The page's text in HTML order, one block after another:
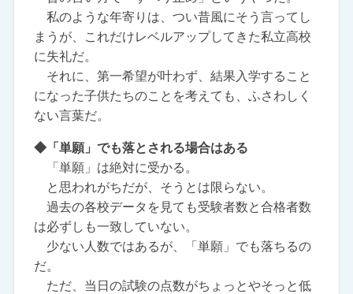
私のような年寄りは、つい昔風にそう言ってし
まうが、これだけレベルアップしてきた私立高校
に失礼だ。
それに、第一希望が叶わず、結果入学すること
になった子供たちのことを考えても、ふさわしく
ない言葉だ。
◆「単願」でも落とされる場合はある
「単願」は絶対に受かる。
と思われがちだが、そうとは限らない。
過去の各校データを見ても受験者数と合格者数
は必ずしも一致していない。
少ない人数ではあるが、「単願」でも落ちるの
だ。
ただ、当日の試験の点数がちょっとやそっと低